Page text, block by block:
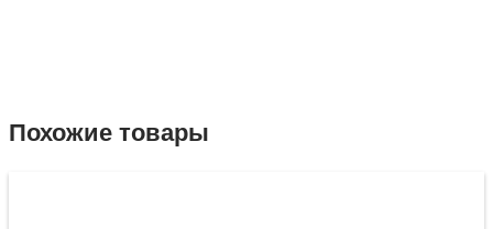
Похожие товары